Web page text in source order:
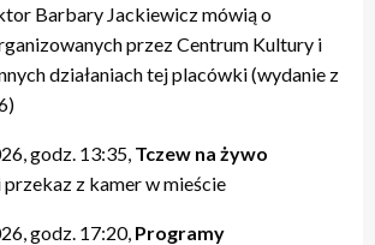
Barbary Jackiewicz mówią o
przez Centrum Kultury i
działaniach tej placówki (wydanie z
godz. 13:35, Tczew na żywo
z kamer w mieście
godz. 17:20, Programy